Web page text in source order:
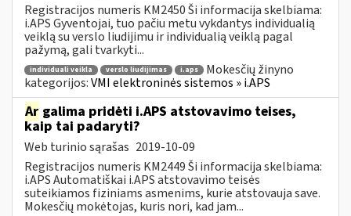
Registracijos numeris KM2450 Ši informacija skelbiama:
i.APS Gyventojai, tuo pačiu metu vykdantys individualią
veiklą su verslo liudijimu ir individualią veiklą pagal
pažymą, gali tvarkyti...
individuali veikla verslo liudijimas i.aps
Mokesčių žinyno
kategorijos:VMI elektroninės sistemos » i.APS
Ar galima pridėti i.APS atstovavimo teises,
kaip tai padaryti?
Web turinio sąrašas 2019-10-09
Registracijos numeris KM2449 Ši informacija skelbiama:
i.APS Automatiškai i.APS atstovavimo teisės
suteikiamos fiziniams asmenims, kurie atstovauja save.
Mokesčių mokėtojas, kuris nori, kad jam...